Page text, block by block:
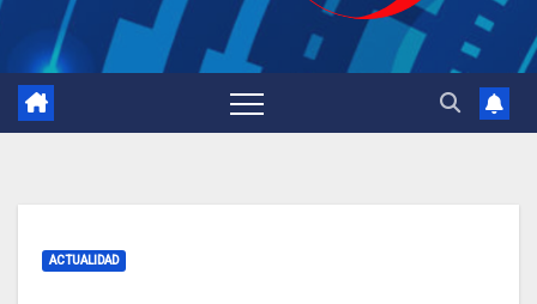
ACTUALIDAD